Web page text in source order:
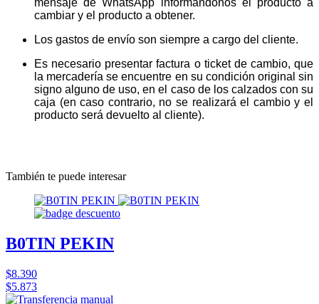
cambiar y el producto a obtener.
Los gastos de envío son siempre a cargo del cliente.
Es necesario presentar factura o ticket de cambio, que
la mercadería se encuentre en su condición original sin
signo alguno de uso, en el caso de los calzados con su
caja (en caso contrario, no se realizará el cambio y el
producto será devuelto al cliente).
También te puede interesar
B0TIN PEKIN
$8.390
$5.873